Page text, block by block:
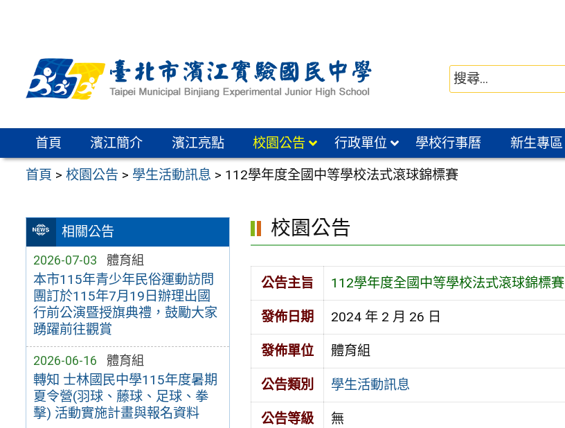
區
首頁 濱江簡介 濱江亮點 校園公告 行政單位 學校行事曆 新生專區
首頁 >校園公告 > 學生活動訊息 > 112學年度全國中等學校法式滾球錦標賽
相關公告
2026-07-03 體育組
本市115年青少年民俗運動訪問
團訂於115年7月19日辦理出國
行前公演暨授旗典禮，鼓勵大家
踴躍前往觀賞
2026-06-16 體育組
轉知 士林國民中學115年度暑期
夏令營(羽球、藤球、足球、拳
擊) 活動實施計畫與報名資料
校園公告
公告主旨 112學年度全國中等學校法式滾球錦標賽
發佈日期 2024 年 2 月 26 日
發佈單位 體育組
公告類別 學生活動訊息
公告等級 無